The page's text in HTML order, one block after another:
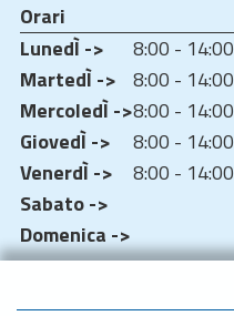
Orari
LunedÌ ->
8:00 - 14:00
MartedÌ -> 8:00 - 14:00
MercoledÌ ->8:00 - 14:00
GiovedÌ ->
8:00 - 14:00
VenerdÌ ->
8:00 - 14:00
Sabato ->
Domenica ->